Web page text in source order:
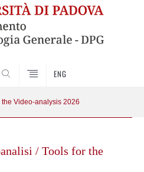
ENG
the Video-analysis 2026
/ Tools for the